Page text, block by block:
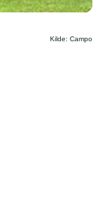
Kilde: Campo